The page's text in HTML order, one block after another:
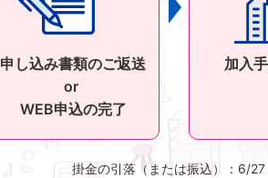
申し込み書類のご返送
or
WEB申込の完了
加入
掛金の引落（または振込）：6/